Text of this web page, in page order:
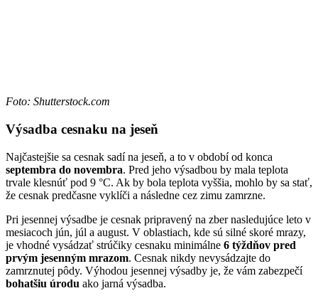
Foto: Shutterstock.com
Výsadba cesnaku na jeseň
Najčastejšie sa cesnak sadí na jeseň, a to v období od konca
septembra do novembra. Pred jeho výsadbou by mala teplota
trvale klesnúť pod 9 °C. Ak by bola teplota vyššia, mohlo by sa stať,
že cesnak predčasne vyklíči a následne cez zimu zamrzne.
Pri jesennej výsadbe je cesnak pripravený na zber nasledujúce leto v
mesiacoch jún, júl a august. V oblastiach, kde sú silné skoré mrazy,
je vhodné vysádzať strúčiky cesnaku minimálne 6 týždňov pred
prvým jesenným mrazom. Cesnak nikdy nevysádzajte do
zamrznutej pôdy. Výhodou jesennej výsadby je, že vám zabezpečí
bohatšiu úrodu ako jarná výsadba.